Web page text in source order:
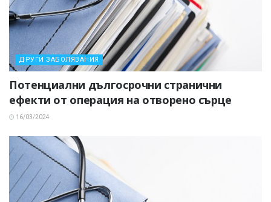
ДРУГИ ЗАБОЛЯВАНИЯ
Потенциални дългосрочни странични
ефекти от операция на отворено сърце
16/03/2024